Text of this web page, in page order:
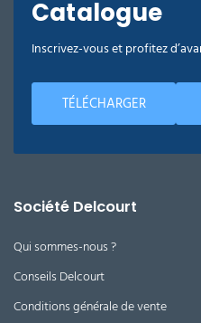
Catalogue
Inscrivez-vous et profitez
TÉLÉCHARGER
Société Delcourt
Qui sommes-nous ?
Conseils Delcourt
Conditions générale de vente